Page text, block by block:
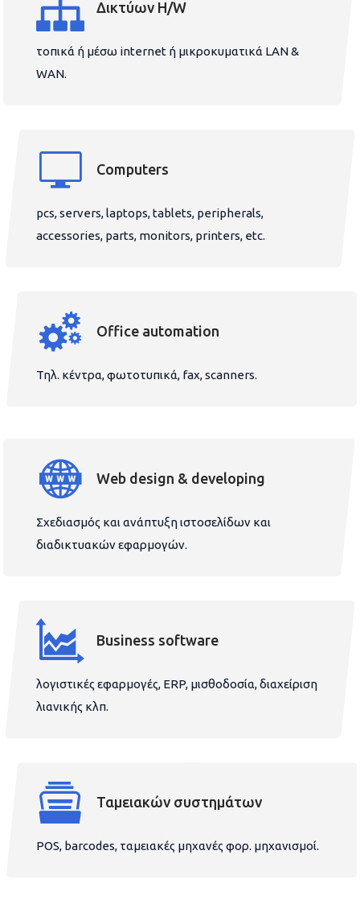
Δικτύων H/W
τοπικά ή μέσω internet ή μικροκυματικά LAN &
WAN.
Computers
pcs, servers, laptops, tablets, peripherals,
accessories, parts, monitors, printers, etc.
Office automation
Τηλ. κέντρα, φωτοτυπικά, fax, scanners.
Web design & developing
Σχεδιασμός και ανάπτυξη ιστοσελίδων και
διαδικτυακών εφαρμογών.
Business software
λογιστικές εφαρμογές, ERP, μισθοδοσία, διαχείριση
λιανικής κλπ.
Ταμειακών συστημάτων
POS, barcodes, ταμειακές μηχανές φορ. μηχανισμοί.